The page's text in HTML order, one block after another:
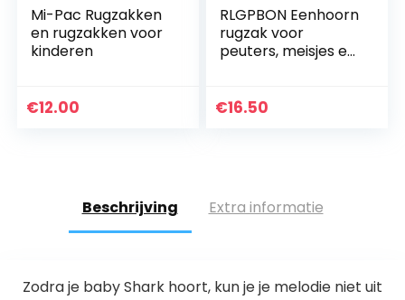
Mi-Pac Rugzakken
en rugzakken voor
kinderen
€12.00
RLGPBON Eenhoorn
rugzak voor
peuters, meisjes en
€16.50
Beschrijving Extra informatie
Zodra je baby Shark hoort, kun je je melodie niet uit